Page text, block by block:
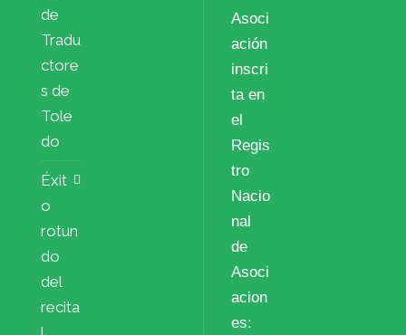
de
Tradu
ctore
s de
Tole
do
Éxit
o
rotun
do
del
recita
Asoci
ación
inscri
ta en
el
Regis
tro
Nacio
nal
de
Asoci
acion
es: